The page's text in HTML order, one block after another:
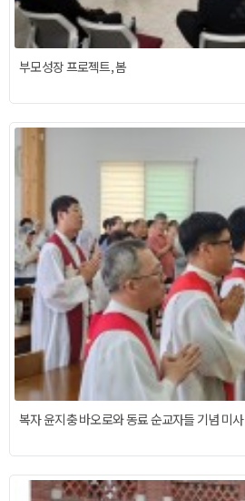
부모성장 프로젝트, 봄
복자 윤지충 바오로와 동료 순교자들 기념 미사